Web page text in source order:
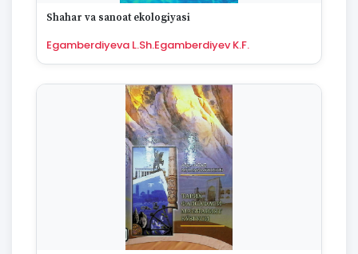
Shahar va sanoat ekologiyasi
Egamberdiyeva L.Sh.Egamberdiyev K.F.